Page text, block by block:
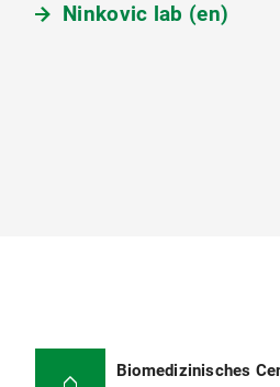
Ninkovic lab (en)
Biomedizinisches